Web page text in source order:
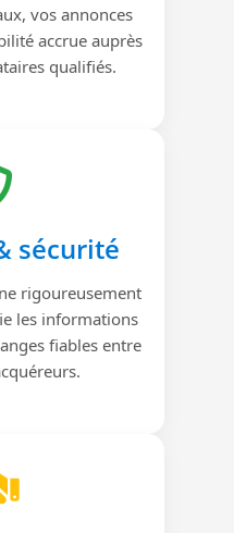
vos annonces
accrue auprès
qualifiés.
sécurité
rigoureusement
les informations
fiables entre